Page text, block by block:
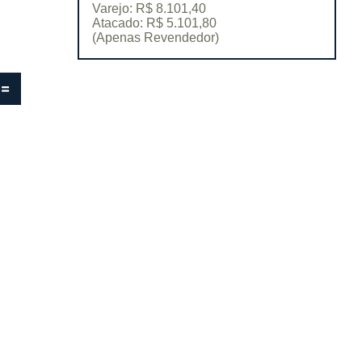
Varejo: R$ 8.101,40
Atacado: R$ 5.101,80
(Apenas Revendedor)